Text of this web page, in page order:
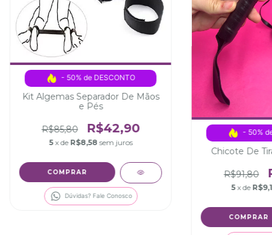
- 50% de DESCONTO
Kit Algemas Separador De Mãos
e Pés
R$85,80 R$42,90
5 x de R$8,58 sem juros
Dúvidas? Fale Conosco
- 50%
Chicote De
R$91,80
5 x de